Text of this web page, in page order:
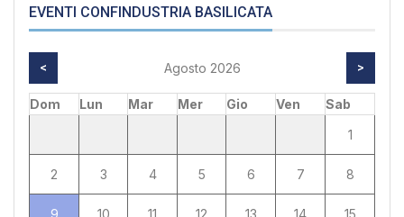
EVENTI CONFINDUSTRIA BASILICATA
< Agosto 2026 >
Dom Lun Mar Mer Gio Ven
Sab
1
2 3 4 5 6 7 8
9 10 11 12 13 14 15